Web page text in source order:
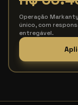
Operação
único, com
entregável.